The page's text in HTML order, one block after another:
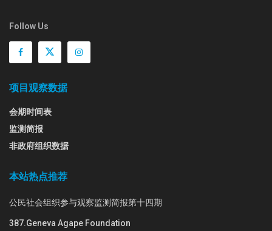
Follow Us
项目观察数据
会期时间表
监测简报
非政府组织数据
本站热点推荐
公民社会组织参与观察监测简报第十四期
387.Geneva Agape Foundation